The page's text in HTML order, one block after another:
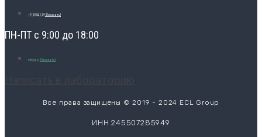
+7 (3902) 39 [Показать]
ПН-ПТ с 9:00 до 18:00
info@ecl- [Показать]
Все права защищены © 2019 - 2024 ECL Group
ИНН 245507285949